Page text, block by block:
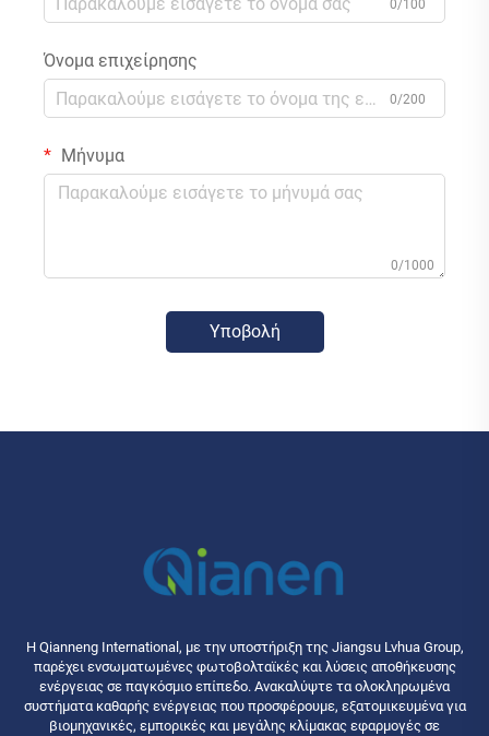
0/100
Όνομα επιχείρησης
0/200
Μήνυμα
0/1000
Υποβολή
Η Qianneng International, με την υποστήριξη της Jiangsu Lvhua Group,
παρέχει ενσωματωμένες φωτοβολταϊκές και λύσεις αποθήκευσης
ενέργειας σε παγκόσμιο επίπεδο. Ανακαλύψτε τα ολοκληρωμένα
συστήματα καθαρής ενέργειας που προσφέρουμε, εξατομικευμένα για
βιομηχανικές, εμπορικές και μεγάλης κλίμακας εφαρμογές σε